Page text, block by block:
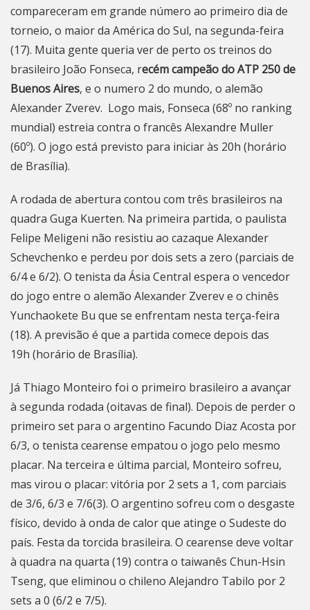
compareceram em grande número ao primeiro dia de
torneio, o maior da América do Sul, na segunda-feira
(17). Muita gente queria ver de perto os treinos do
brasileiro João Fonseca, recém campeão do ATP 250 de
Buenos Aires, e o numero 2 do mundo, o alemão
Alexander Zverev. Logo mais, Fonseca (68º no ranking
mundial) estreia contra o francês Alexandre Muller
(60º). O jogo está previsto para iniciar às 20h (horário
de Brasília).
A rodada de abertura contou com três brasileiros na
quadra Guga Kuerten. Na primeira partida, o paulista
Felipe Meligeni não resistiu ao cazaque Alexander
Schevchenko e perdeu por dois sets a zero (parciais de
6/4 e 6/2). O tenista da Ásia Central espera o vencedor
do jogo entre o alemão Alexander Zverev e o chinês
Yunchaokete Bu que se enfrentam nesta terça-feira
(18). A previsão é que a partida comece depois das
19h (horário de Brasília).
Já Thiago Monteiro foi o primeiro brasileiro a avançar
à segunda rodada (oitavas de final). Depois de perder o
primeiro set para o argentino Facundo Diaz Acosta por
6/3, o tenista cearense empatou o jogo pelo mesmo
placar. Na terceira e última parcial, Monteiro sofreu,
mas virou o placar: vitória por 2 sets a 1, com parciais
de 3/6, 6/3 e 7/6(3). O argentino sofreu com o desgaste
físico, devido à onda de calor que atinge o Sudeste do
país. Festa da torcida brasileira. O cearense deve voltar
à quadra na quarta (19) contra o taiwanês Chun-Hsin
Tseng, que eliminou o chileno Alejandro Tabilo por 2
sets a 0 (6/2 e 7/5).